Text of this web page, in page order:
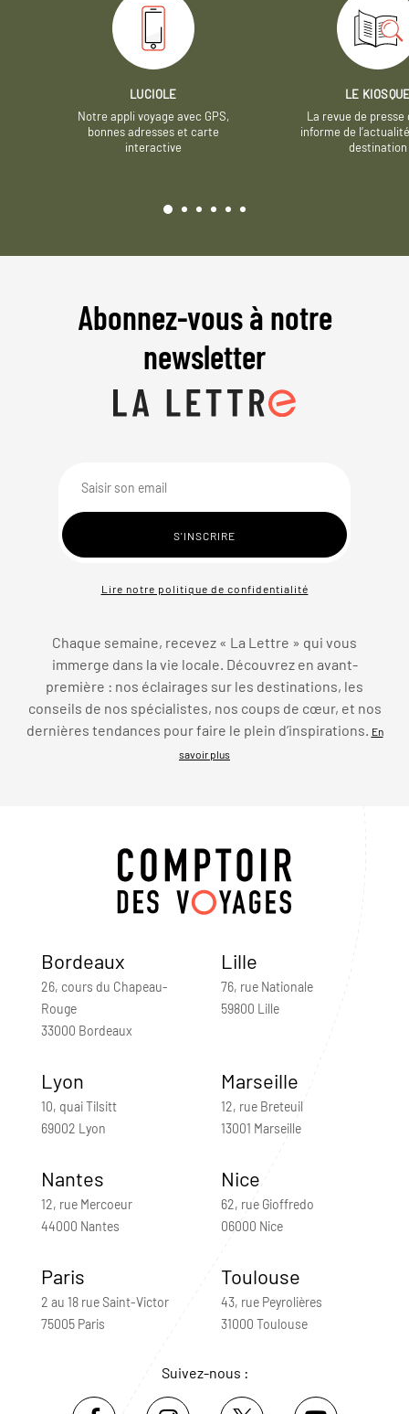
LUCIOLE
Notre appli voyage avec GPS,
bonnes adresses et carte
interactive
LE
La revue de presse
informe de
destination
Abonnez-vous à notre
newsletter
Lire notre politique de confidentialité
Chaque semaine, recevez « La Lettre » qui vous
immerge dans la vie locale. Découvrez en avant-
première : nos éclairages sur les destinations, les
conseils de nos spécialistes, nos coups de cœur, et nos
dernières tendances pour faire le plein d’inspirations.
En
savoir plus
Bordeaux
26, cours du Chapeau-
Rouge
33000 Bordeaux
Lille
76, rue Nationale
59800 Lille
Lyon
10, quai Tilsitt
69002 Lyon
Marseille
12, rue Breteuil
13001 Marseille
Nantes
12, rue Mercoeur
44000 Nantes
Nice
62, rue Gioffredo
06000 Nice
Paris
2 au 18 rue Saint-Victor
75005 Paris
Toulouse
43, rue Peyrolières
31000 Toulouse
Suivez-nous :